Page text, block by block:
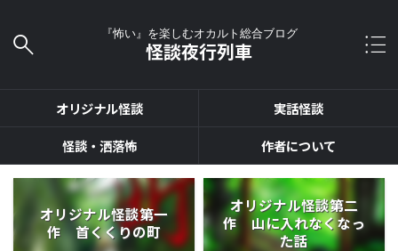
『怖い』を楽しむオカルト総合ブログ
怪談夜行列車
オリジナル怪談
実話怪談
怪談・洒落怖
作者について
オリジナル怪談第一
作 首くくりの町
オリジナル怪談第二
作 山に入れなくなっ
た話